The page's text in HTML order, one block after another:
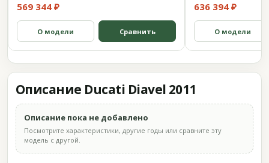
569 344 ₽
О модели Сравнить
636 394 ₽
О модели
Описание Ducati Diavel 2011
Описание пока не добавлено
Посмотрите характеристики, другие годы или сравните эту
модель с другой.